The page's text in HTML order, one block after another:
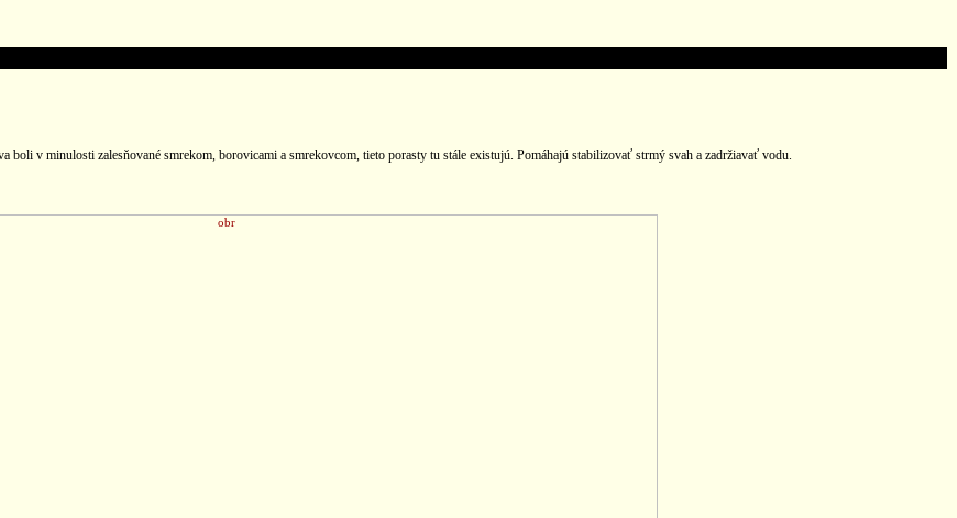
v minulosti zalesňované smrekom, borovicami a smrekovcom, tieto porasty tu stále existujú. Pomáhajú stabilizovať strmý svah a zadržiavať vodu.